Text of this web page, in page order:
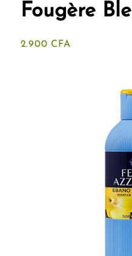
Fougère
2.900 CFA